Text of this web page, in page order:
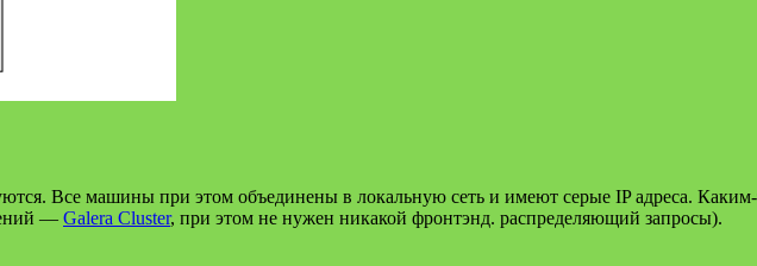
Все машины при этом объединены в локальную сеть и имеют серые IP адреса. Каким-
— Galera Cluster, при этом не нужен никакой фронтэнд. распределяющий запросы).